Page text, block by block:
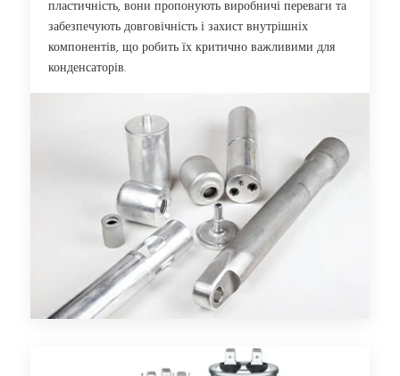
пластичність, вони пропонують виробничі переваги та
забезпечують довговічність і захист внутрішніх
компонентів, що робить їх критично важливими для
конденсаторів.